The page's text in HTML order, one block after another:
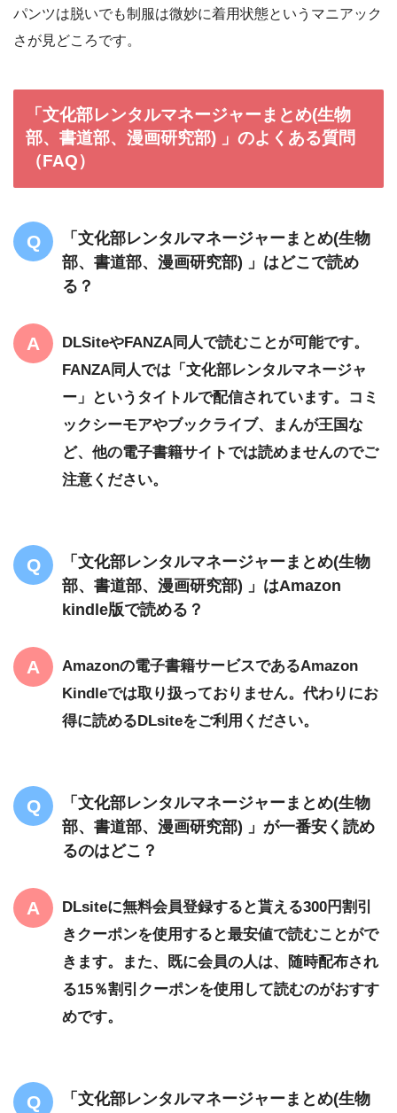
パンツは脱いでも制服は微妙に着用状態というマニアック
さが見どころです。
「文化部レンタルマネージャーまとめ(生物
部、書道部、漫画研究部) 」のよくある質問
（FAQ）
「文化部レンタルマネージャーまとめ(生物
部、書道部、漫画研究部) 」はどこで読め
る？
DLSiteやFANZA同人で読むことが可能です。
FANZA同人では「文化部レンタルマネージャ
ー」というタイトルで配信されています。コミ
ックシーモアやブックライブ、まんが王国な
ど、他の電子書籍サイトでは読めませんのでご
注意ください。
「文化部レンタルマネージャーまとめ(生物
部、書道部、漫画研究部) 」はAmazon
kindle版で読める？
Amazonの電子書籍サービスであるAmazon
Kindleでは取り扱っておりません。代わりにお
得に読めるDLsiteをご利用ください。
「文化部レンタルマネージャーまとめ(生物
部、書道部、漫画研究部) 」が一番安く読め
るのはどこ？
DLsiteに無料会員登録すると貰える300円割引
きクーポンを使用すると最安値で読むことがで
きます。また、既に会員の人は、随時配布され
る15％割引クーポンを使用して読むのがおすす
めです。
「文化部レンタルマネージャーまとめ(生物